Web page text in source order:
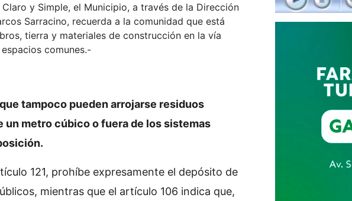
y Simple, el Municipio, a través de la Dirección
Sarracino, recuerda a la comunidad que está
tierra y materiales de construcción en la vía
comunes.-
tampoco pueden arrojarse residuos
un metro cúbico o fuera de los sistemas
121, prohíbe expresamente el depósito de
mientras que el artículo 106 indica que,